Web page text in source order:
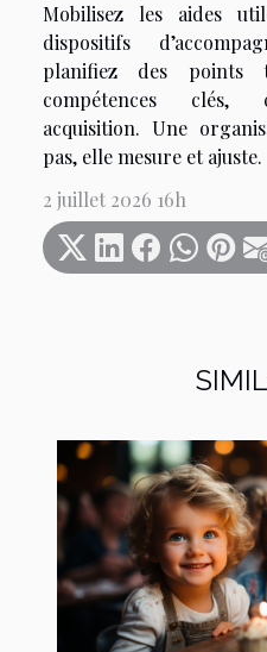
Mobilisez les aides
dispositifs
planifiez des points
compétences clés,
acquisition. Une
pas, elle mesure et ajuste.
2 juillet 2026 16h